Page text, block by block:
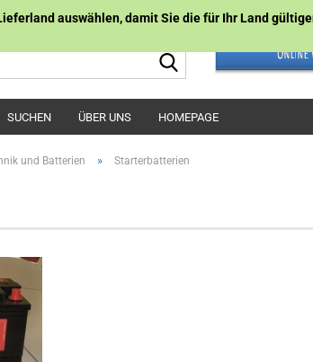
Suche...
auswählen, damit Sie die für Ihr Land
SUCHEN ÜBER UNS HOMEPAGE
und Batterien » Starterbatterien